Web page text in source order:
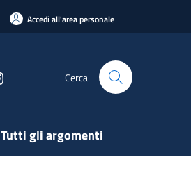
Accedi all'area personale
Cerca
Tutti gli argomenti